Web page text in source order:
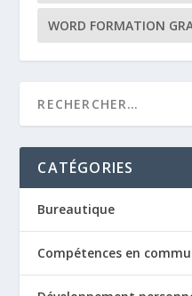
WORD FORMATION
CATÉGORIES
Bureautique
Compétences en